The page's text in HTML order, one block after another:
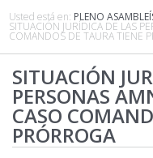
LEGISLAMOS
FISCALIZAMOS
TRANSPARENCIA
PRENSA
PARTICIPACIÓN
Usted está en: PLENO
SITUACIÓN JURÍDICA DE LAS
COMANDOS DE TAURA TIENE
SITUACIÓN
PERSONAS
CASO
PRÓRROGA